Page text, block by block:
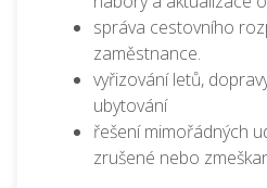
správa cestovního
zaměstnance.
vyřizování letů,
ubytování
řešení mimořádných
zrušené nebo